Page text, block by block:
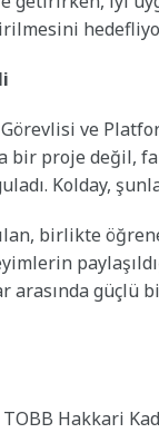
ve
bir proje
Kolday,
birlikte
arasında güçlü
Hakkari